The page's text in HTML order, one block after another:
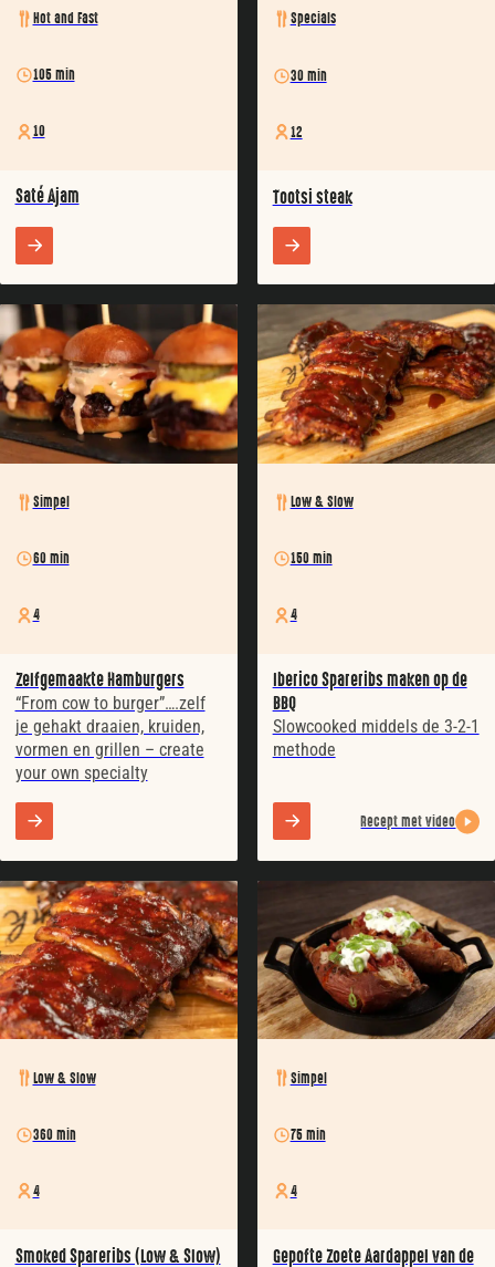
Hot and Fast
105 min
10
Saté Ajam
Specials
30 min
12
Tootsi steak
Simpel
60 min
4
Zelfgemaakte Hamburgers
“From cow to burger”….zelf
je gehakt draaien, kruiden,
vormen en grillen – create
your own specialty
Low & Slow
150 min
4
Iberico Spareribs maken op de
BBQ
Slowcooked middels de 3-2-1
methode
Recept met video
Low & Slow
360 min
4
Smoked Spareribs (Low & Slow)
Simpel
75 min
4
Gepofte Zoete Aardappel van de